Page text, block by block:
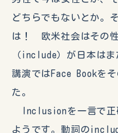
どちらでもないとか。
は！ 欧米社会はその
（include）が日本はま
講演ではFace Bookを
た。
Inclusionを一言で正
ようです。動詞の